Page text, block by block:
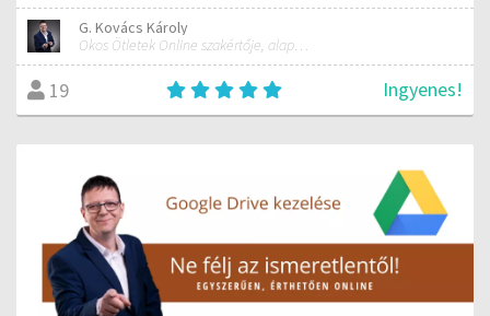
G. Kovács Károly
Okos Ötletek Online szakértője, alapítója
19 Ingyenes!